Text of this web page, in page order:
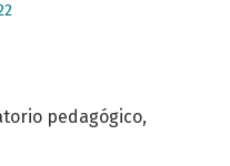
pedagógico